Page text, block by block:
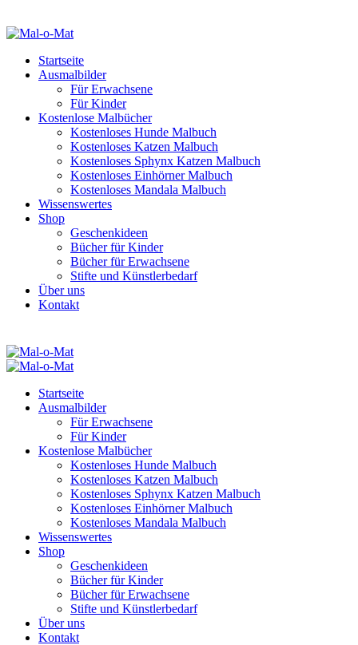
Startseite
Ausmalbilder
Für Erwachsene
Für Kinder
Kostenlose Malbücher
Kostenloses Hunde Malbuch
Kostenloses Katzen Malbuch
Kostenloses Sphynx Katzen Malbuch
Kostenloses Einhörner Malbuch
Kostenloses Mandala Malbuch
Wissenswertes
Shop
Geschenkideen
Bücher für Kinder
Bücher für Erwachsene
Stifte und Künstlerbedarf
Über uns
Kontakt
Startseite
Ausmalbilder
Für Erwachsene
Für Kinder
Kostenlose Malbücher
Kostenloses Hunde Malbuch
Kostenloses Katzen Malbuch
Kostenloses Sphynx Katzen Malbuch
Kostenloses Einhörner Malbuch
Kostenloses Mandala Malbuch
Wissenswertes
Shop
Geschenkideen
Bücher für Kinder
Bücher für Erwachsene
Stifte und Künstlerbedarf
Über uns
Kontakt